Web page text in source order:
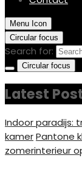
Menu Icon
Circular focus
Search for:
Circular focus
Latest
Indoor paradijs:
kamerPantone
zomerinterieur